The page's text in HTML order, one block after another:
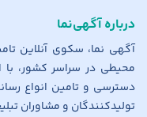
درباره آگهی‌نما
آگهی نما، سکوی آنلاین
محیطی در سراسر کشور،
دسترسی و تامین انواع
تولیدکنندگان و مشاوران